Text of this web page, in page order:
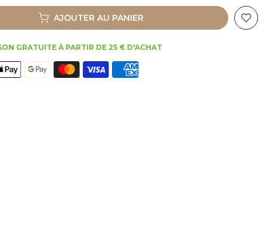
AJOUTER AU PANIER
GRATUITE À PARTIR DE 25 € D'ACHAT